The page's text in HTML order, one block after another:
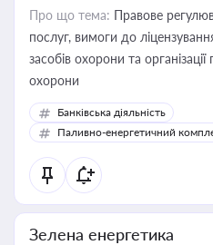
Про що тема: Правове
послуг, вимоги до
засобів охорони та організації
охорони
Банківська діяльність
Паливно-енергетичний
Зелена енергетика